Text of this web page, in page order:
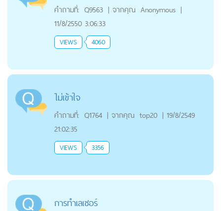
คำถามที่: Q9563 | จากคุณ Anonymous |
11/8/2550 3:06:33
VIEWS 4060
ไม่เข้าใจ
คำถามที่: Q1764 | จากคุณ top20 | 19/8/2549
21:02:35
VIEWS 3356
การทำเลเซอร์